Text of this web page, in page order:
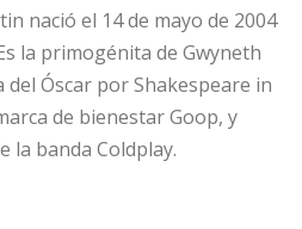
nació el 14 de mayo de 2004
la primogénita de Gwyneth
Óscar por Shakespeare in
de bienestar Goop, y
la banda Coldplay.